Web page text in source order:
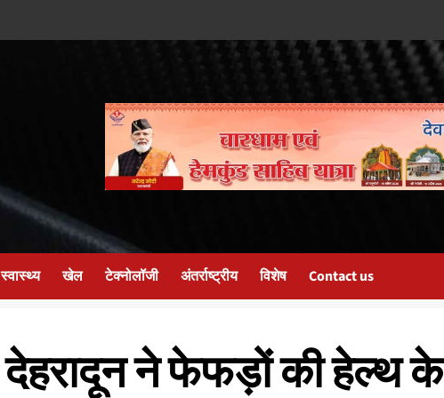
स्वास्थ्य खेल टेक्नोलॉजी अंतर्राष्ट्रीय विशेष Contact us
ने फेफड़ों की हेल्थ के